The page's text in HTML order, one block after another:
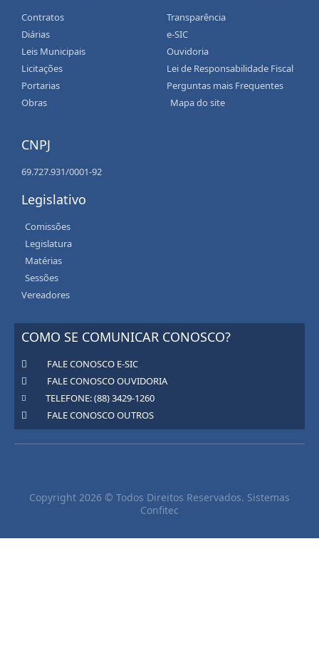
Contratos
Diárias
Leis Municipais
Licitações
Portarias
Obras
Transparência
e-SIC
Ouvidoria
Lei de Responsabilidade Fiscal
Perguntas mais Frequentes
Mapa do site
CNPJ
69.727.931/0001-92
Legislativo
Comissões
Legislatura
Matérias
Sessões
Vereadores
COMO SE COMUNICAR CONOSCO?
FALE CONOSCO E-SIC
FALE CONOSCO OUVIDORIA
TELEFONE: (88) 3429-1260
FALE CONOSCO OUTROS
Copyright 2026 © Todos Direitos Reservados. Sistemas
Confitec